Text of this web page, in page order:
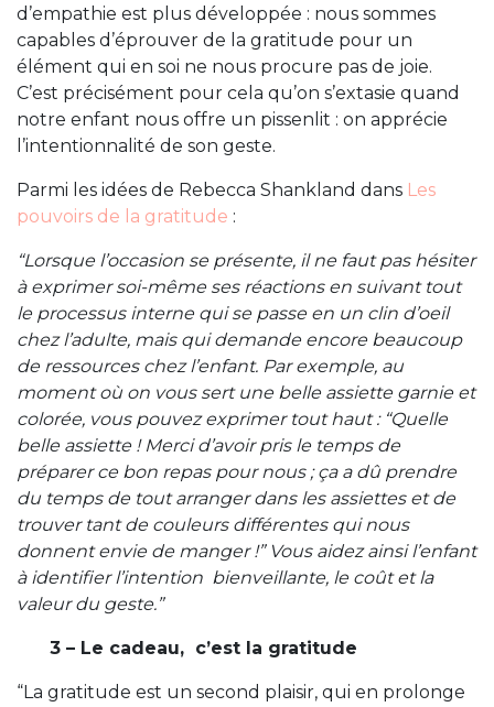
d’empathie est plus développée : nous sommes
capables d’éprouver de la gratitude pour un
élément qui en soi ne nous procure pas de joie.
C’est précisément pour cela qu’on s’extasie quand
notre enfant nous offre un pissenlit : on apprécie
l’intentionnalité de son geste.
Parmi les idées de Rebecca Shankland dans Les
pouvoirs de la gratitude :
“Lorsque l’occasion se présente, il ne faut pas hésiter
à exprimer soi-même ses réactions en suivant tout
le processus interne qui se passe en un clin d’oeil
chez l’adulte, mais qui demande encore beaucoup
de ressources chez l’enfant. Par exemple, au
moment où on vous sert une belle assiette garnie et
colorée, vous pouvez exprimer tout haut : “Quelle
belle assiette ! Merci d’avoir pris le temps de
préparer ce bon repas pour nous ; ça a dû prendre
du temps de tout arranger dans les assiettes et de
trouver tant de couleurs différentes qui nous
donnent envie de manger !” Vous aidez ainsi l’enfant
à identifier l’intention bienveillante, le coût et la
valeur du geste.”
3 – Le cadeau, c’est la gratitude
“La gratitude est un second plaisir, qui en prolonge